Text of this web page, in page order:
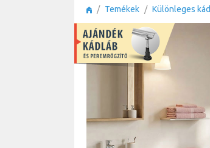
Temékek Különleges kád